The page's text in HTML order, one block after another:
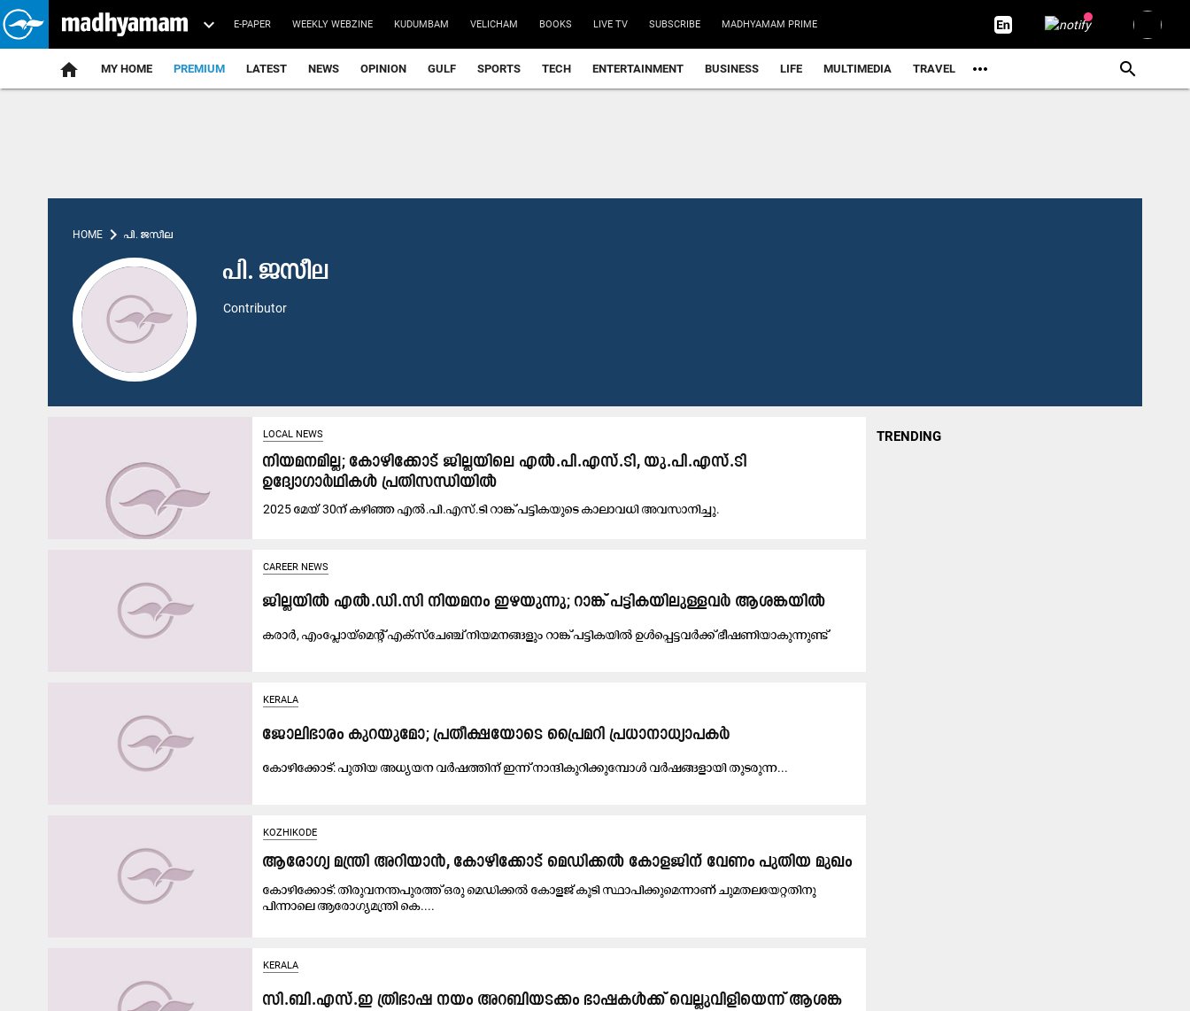
E-PAPER WEEKLY WEBZINE KUDUMBAM VELICHAM BOOKS LIVE TV SUBSCRIBE MADHYAMAM PRIME
home MY HOME PREMIUM LATEST NEWS OPINION GULF SPORTS TECH ENTERTAINMENT BUSINESS LIFE MULTIMEDIA TRAVEL
HOME chevron_right പി. ജസീല
പി. ജസീല
Contributor
LOCAL NEWS
നിയമനമില്ല; കോഴിക്കോട് ജില്ലയിലെ എൽ.പി.എസ്.ടി, യു.പി.എസ്.ടി
ഉദ്യോഗാർഥികൾ പ്രതിസന്ധിയിൽ
2025 മേയ് 30ന് കഴിഞ്ഞ എൽ.പി.എസ്.ടി റാങ്ക് പട്ടികയുടെ കാലാവധി അവസാനിച്ചു.
CAREER NEWS
ജില്ലയിൽ എൽ.ഡി.സി നിയമനം ഇഴയുന്നു; റാങ്ക് പട്ടികയിലുള്ളവർ ആശങ്കയിൽ
കരാർ, എംപ്ലോയ്മെന്റ് എക്സ്ചേഞ്ച് നിയമനങ്ങളും റാങ്ക് പട്ടികയിൽ ഉൾപ്പെട്ടവർക്ക് ഭീഷണിയാകുന്നുണ്ട്
KERALA
ജോലിഭാരം കുറയുമോ; പ്രതീക്ഷയോടെ പ്രൈമറി പ്രധാനാധ്യാപകർ
കോ​ഴി​​ക്കോ​ട്: പു​തി​യ അ​ധ്യ​യ​ന വ​ർ​ഷ​ത്തി​ന് ഇ​ന്ന് നാ​ന്ദി​കു​റി​ക്കു​മ്പോ​ൾ വ​ർ​ഷ​ങ്ങ​ളാ​യി തു​ട​രു​ന്ന...
KOZHIKODE
ആരോഗ്യ മന്ത്രി അറിയാൻ, കോഴിക്കോട് മെഡിക്കൽ കോളജിന് വേണം പുതിയ മുഖം
കോഴിക്കോട്: തിരുവനന്തപുരത്ത് ഒരു മെഡിക്കൽ കോളജ് കൂടി സ്ഥാപിക്കുമെന്നാണ് ചുമതലയേറ്റതിനു
പിന്നാലെ ആരോഗ്യമന്ത്രി കെ....
KERALA
സി.ബി.എസ്.ഇ ത്രിഭാഷ നയം അറബിയടക്കം ഭാഷകൾക്ക് വെല്ലുവിളി​യെന്ന് ആശങ്ക
TRENDING